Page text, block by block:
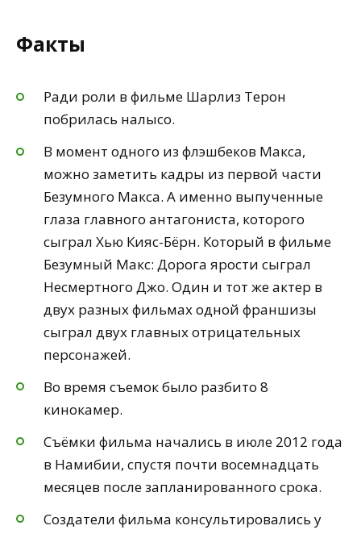
Факты
Ради роли в фильме Шарлиз Терон
побрилась налысо.
В момент одного из флэшбеков Макса,
можно заметить кадры из первой части
Безумного Макса. А именно выпученные
глаза главного антагониста, которого
сыграл Хью Кияс-Бёрн. Который в фильме
Безумный Макс: Дорога ярости сыграл
Несмертного Джо. Один и тот же актер в
двух разных фильмах одной франшизы
сыграл двух главных отрицательных
персонажей.
Во время съемок было разбито 8
кинокамер.
Съёмки фильма начались в июле 2012 года
в Намибии, спустя почти восемнадцать
месяцев после запланированного срока.
Создатели фильма консультировались у